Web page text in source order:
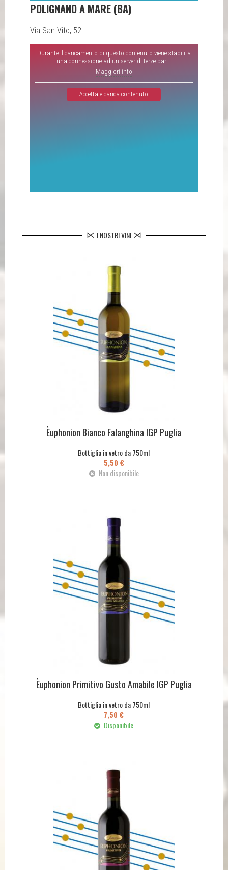
POLIGNANO A MARE (BA)
Via San Vito, 52
Durante il caricamento di questo contenuto viene stabilita
una connessione ad un server di terze parti.
Maggiori info
Accetta e carica contenuto
I NOSTRI VINI
Èuphonion Bianco Falanghina IGP Puglia
Bottiglia in vetro da 750ml
5,50 €
Non disponibile
Èuphonion Primitivo Gusto Amabile IGP Puglia
Bottiglia in vetro da 750ml
7,50 €
Disponibile